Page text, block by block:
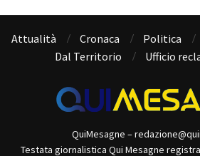
Attualità Cronaca Politica
Dal Territorio
Ufficio
QuiMesagne –
Testata giornalistica Qui Mesagne